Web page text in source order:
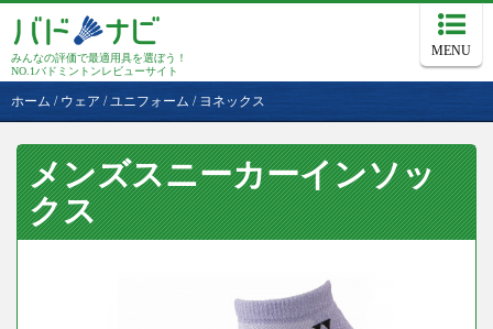
みんなの評価で最適用具を選ぼう！
NO.1バドミントンレビューサイト
MENU
ホーム / ウェア / ユニフォーム / ヨネックス
メンズスニーカーインソッ
クス